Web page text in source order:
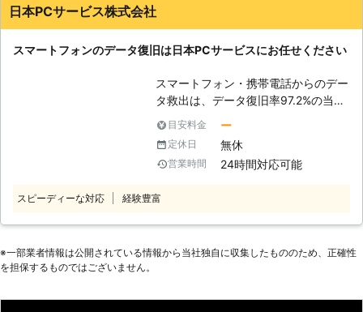
日本PCサービス株式会社
スマートフォンのデータ復旧は日本PCサービスにお任せください
スマートフォン・携帯電話からのデー
タ救出は、データ復旧率97.2%の当社
にお任せください！落下や水没による
物理障害、誤ってフォーマットしてし
まったり急に開けなくなってしまった
論理障害でも、豊富な経験と熟練の技
ます。大切な思い出の写真、メールデ
れているスマートフォン。起動しなく
い。また外部メモリとして使用してい
目安料金 ー
定休日 無休
営業時間 24時間対応可能
スピーディーな対応 経験豊富
※⼀部業者情報は公開されている情報から当社独⾃に収集したもののため、正確性
を担保するものではございません。